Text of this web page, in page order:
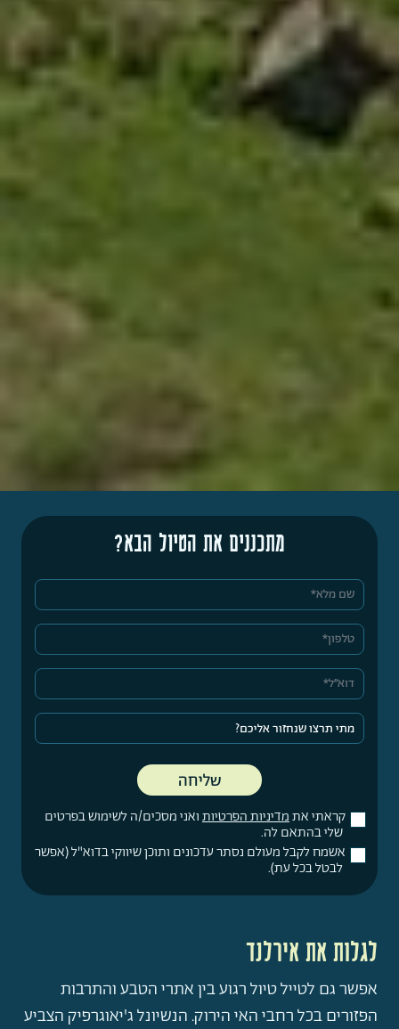
מתכננים את הטיול הבא?
קראתי אתמדיניות הפרטיותואני מסכים/ה לשימוש בפרטים
שלי בהתאם לה.
אשמח לקבל מעולם נסתר עדכונים ותוכן שיווקי בדוא"ל (אפשר
לבטל בכל עת).
לגלות את אירלנד
אפשר גם לטייל טיול רגוע בין אתרי הטבע והתרבות
הפזורים בכל רחבי האי הירוק. הנשיונל ג'יאוגרפיק הצביע